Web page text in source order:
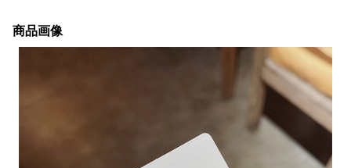
商品画像